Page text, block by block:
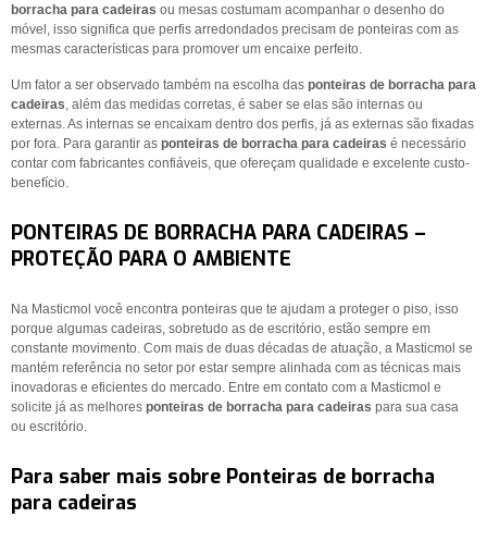
borracha para cadeiras ou mesas costumam acompanhar o desenho do
móvel, isso significa que perfis arredondados precisam de ponteiras com as
mesmas características para promover um encaixe perfeito.
Um fator a ser observado também na escolha das ponteiras de borracha para
cadeiras, além das medidas corretas, é saber se elas são internas ou
externas. As internas se encaixam dentro dos perfis, já as externas são fixadas
por fora. Para garantir as ponteiras de borracha para cadeiras é necessário
contar com fabricantes confiáveis, que ofereçam qualidade e excelente custo-
benefício.
PONTEIRAS DE BORRACHA PARA CADEIRAS –
PROTEÇÃO PARA O AMBIENTE
Na Masticmol você encontra ponteiras que te ajudam a proteger o piso, isso
porque algumas cadeiras, sobretudo as de escritório, estão sempre em
constante movimento. Com mais de duas décadas de atuação, a Masticmol se
mantém referência no setor por estar sempre alinhada com as técnicas mais
inovadoras e eficientes do mercado. Entre em contato com a Masticmol e
solicite já as melhores ponteiras de borracha para cadeiras para sua casa
ou escritório.
Para saber mais sobre Ponteiras de borracha
para cadeiras